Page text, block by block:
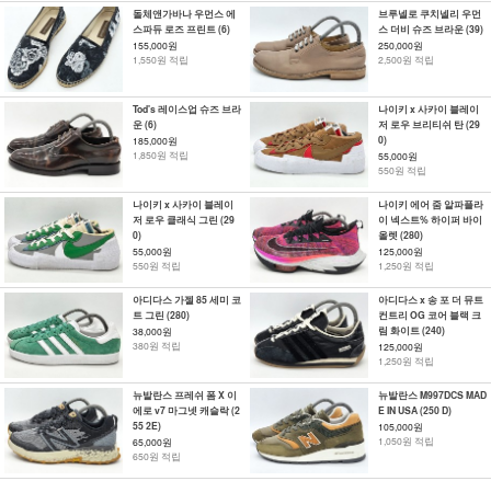
돌체앤가바나 우먼스 에
스파듀 로즈 프린트 (6)
155,000원
1,550원 적립
브루넬로 쿠치넬리 우먼
스 더비 슈즈 브라운 (39)
250,000원
2,500원 적립
Tod's 레이스업 슈즈 브라
운 (6)
185,000원
1,850원 적립
나이키 x 사카이 블레이
저 로우 브리티쉬 탄 (29
0)
55,000원
550원 적립
나이키 x 사카이 블레이
저 로우 클래식 그린 (29
0)
55,000원
550원 적립
나이키 에어 줌 알파플라
이 넥스트% 하이퍼 바이
올렛 (280)
125,000원
1,250원 적립
아디다스 가젤 85 세미 코
트 그린 (280)
38,000원
380원 적립
아디다스 x 송 포 더 뮤트
컨트리 OG 코어 블랙 크
림 화이트 (240)
125,000원
1,250원 적립
뉴발란스 프레쉬 폼 X 이
에로 v7 마그넷 캐슬락 (2
55 2E)
65,000원
650원 적립
뉴발란스 M997DCS MAD
E IN USA (250 D)
105,000원
1,050원 적립